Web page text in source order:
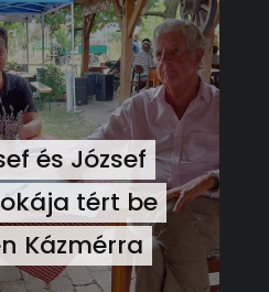
és József
tért be
Kázmérra